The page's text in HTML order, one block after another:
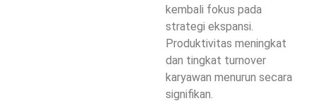
kembali fokus pada
strategi ekspansi.
Produktivitas meningkat
dan tingkat turnover
karyawan menurun secara
signifikan.